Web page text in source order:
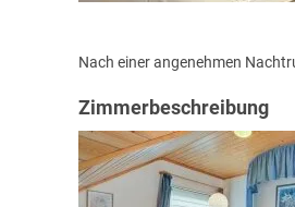
Nach einer angenehmen
Zimmerbeschreibung